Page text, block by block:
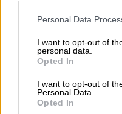
Please note that this
not limited to your visit or
grant or deny consent to
use your data for below
consent section.
Personal Data
I want to opt-out of
personal data.
Opted In
I want to opt-out of
Personal Data.
Opted In
Κόσμος|05.11.2025
Ζόραν Μαμντάνι:
«Γράψαμε
μετάβαση»